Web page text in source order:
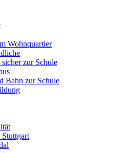
Wohnquartier
sicher zur Schule
Bahn zur Schule